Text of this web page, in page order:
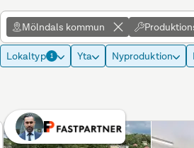
Mölndals kommun
Lokaltyp 1 Yta Nyproduktion